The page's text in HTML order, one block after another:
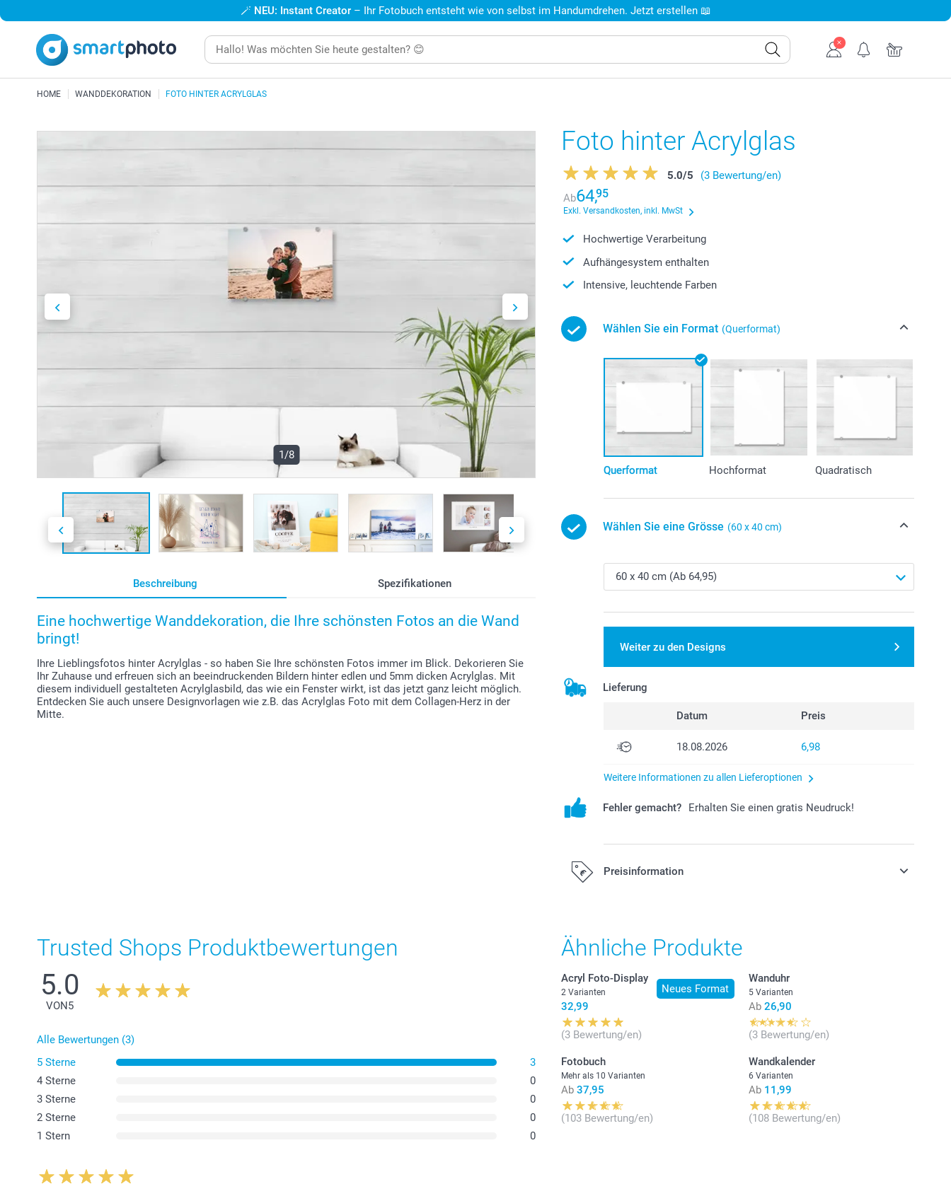
🪄 NEU: Instant Creator – Ihr Fotobuch entsteht wie von selbst im Handumdrehen. Jetzt erstellen 📖
HOME WANDDEKORATION FOTO HINTER ACRYLGLAS
1/8
Beschreibung Spezifikationen
Eine hochwertige Wanddekoration, die Ihre schönsten Fotos an die Wand
bringt!
Ihre Lieblingsfotos hinter Acrylglas - so haben Sie Ihre schönsten Fotos immer im Blick. Dekorieren Sie
Ihr Zuhause und erfreuen sich an beeindruckenden Bildern hinter edlen und 5mm dicken Acrylglas. Mit
diesem individuell gestalteten Acrylglasbild, das wie ein Fenster wirkt, ist das jetzt ganz leicht möglich.
Entdecken Sie auch unsere Designvorlagen wie z.B. das Acrylglas Foto mit dem Collagen-Herz in der
Mitte.
Foto hinter Acrylglas
5.0/5
(3 Bewertung/en)
Ab64,95
Exkl. Versandkosten, inkl. MwSt
Hochwertige Verarbeitung
Aufhängesystem enthalten
Intensive, leuchtende Farben
Wählen Sie ein Format (Querformat)
Querformat Hochformat Quadratisch
Wählen Sie eine Grösse (60 x 40 cm)
Weiter zu den Designs
Lieferung
Datum Preis
18.08.2026 6,98
Weitere Informationen zu allen Lieferoptionen
Fehler gemacht? Erhalten Sie einen gratis Neudruck!
Preisinformation
Versandkosten.
Trusted Shops Produktbewertungen
5.0
VON 5
Alle Bewertungen (3)
5 Sterne
3
4 Sterne
0
3 Sterne
0
2 Sterne
0
1 Stern
0
Ähnliche Produkte
Neues Format
Acryl Foto-Display
2 Varianten
32,99
(3 Bewertung/en)
Wanduhr
5 Varianten
Ab 26,90
(3 Bewertung/en)
Fotobuch
Mehr als 10 Varianten
Ab 37,95
(103 Bewertung/en)
Wandkalender
6 Varianten
Ab 11,99
(108 Bewertung/en)